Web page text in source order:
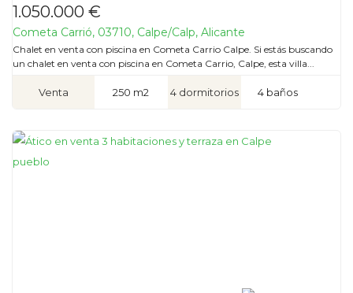
1.050.000 €
Cometa Carrió, 03710, Calpe/Calp, Alicante
Chalet en venta con piscina en Cometa Carrio Calpe. Si estás buscando
un chalet en venta con piscina en Cometa Carrio, Calpe, esta villa...
Venta 250 m2 4 dormitorios 4 baños